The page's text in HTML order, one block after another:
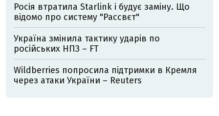
Росія втратила Starlink і будує заміну. Що
відомо про систему "Рассвєт"
Україна змінила тактику ударів по
російських НПЗ – FT
Wildberries попросила підтримки в Кремля
через атаки України – Reuters